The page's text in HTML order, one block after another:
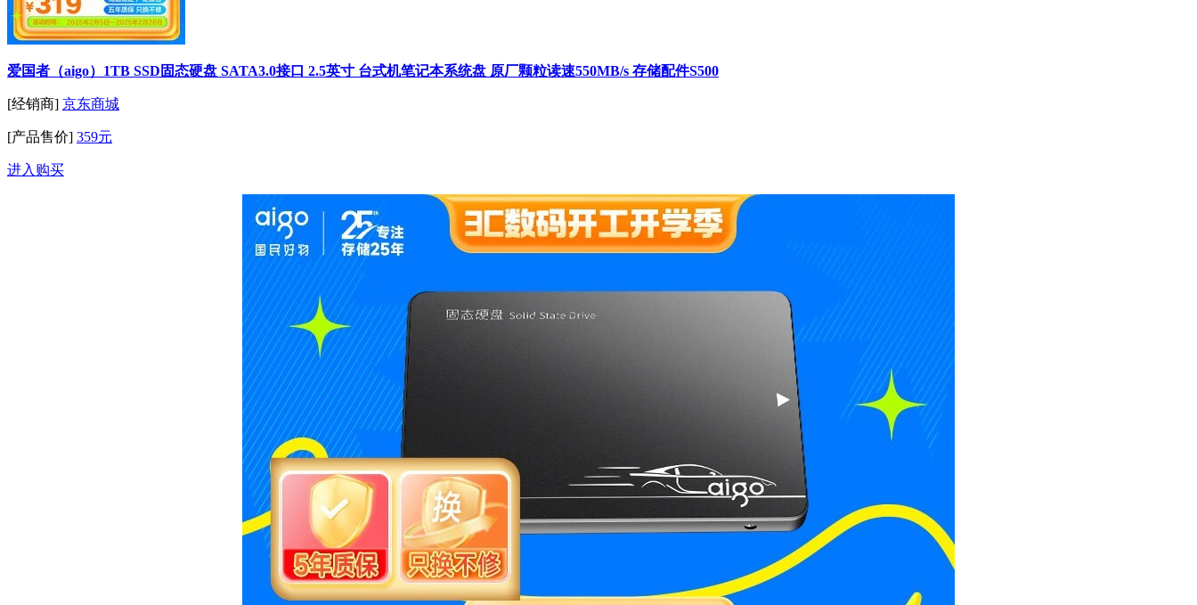
爱国者（aigo）1TB SSD固态硬盘 SATA3.0接口 2.5英寸 台式机笔记本系统盘 原厂颗粒读速550MB/s 存储配件S500
[经销商] 京东商城
[产品售价] 359元
进入购买